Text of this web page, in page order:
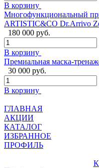
В корзину
Многофункциональный
ARTISTIC&CO Dr.Arrivo
180 000 руб.
В корзину
Премиальная маска-
30 000 руб.
В корзину
ГЛАВНАЯ
АКЦИИ
КАТАЛОГ
ИЗБРАННОЕ
ПРОФИЛЬ